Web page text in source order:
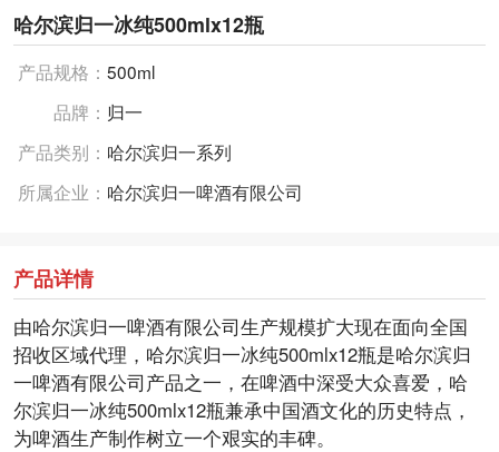
哈尔滨归一冰纯500mlx12瓶
产品规格： 500ml
品牌： 归一
产品类别： 哈尔滨归一系列
所属企业： 哈尔滨归一啤酒有限公司
产品详情
由哈尔滨归一啤酒有限公司生产规模扩大现在面向全国
招收区域代理，哈尔滨归一冰纯500mlx12瓶是哈尔滨归
一啤酒有限公司产品之一，在啤酒中深受大众喜爱，哈
尔滨归一冰纯500mlx12瓶兼承中国酒文化的历史特点，
为啤酒生产制作树立一个艰实的丰碑。